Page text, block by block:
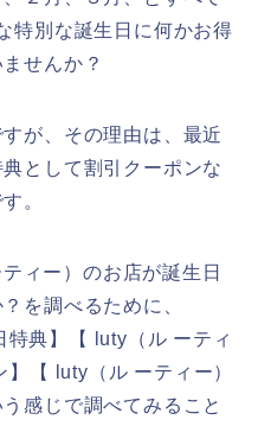
特別な誕生日に何かお得
せんか？
が、その理由は、最近
として割引クーポンな
。
ィー）のお店が誕生日
を調べるために、
特典】【 luty（ル ーティ
【 luty（ル ーティー）
感じで調べてみること